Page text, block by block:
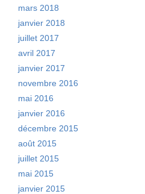
mars 2018
janvier 2018
juillet 2017
avril 2017
janvier 2017
novembre 2016
mai 2016
janvier 2016
décembre 2015
août 2015
juillet 2015
mai 2015
janvier 2015